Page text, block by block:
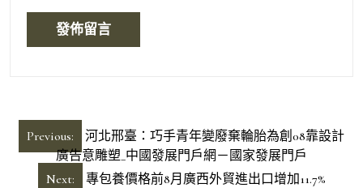
文
章
Previous:
河北邢臺：巧手青年變廢棄輪胎為創08靠設計
廣告意雕塑_中國發展門戶網－國家發展門戶
Next:
專包養價格前8月廣西外貿進出口增加11.7%